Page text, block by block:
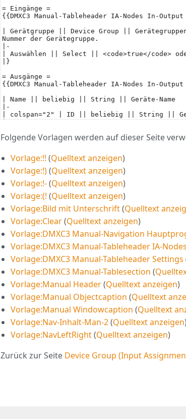
Folgende Vorlagen werden auf dieser Seite
Vorlage:!! (Quelltext anzeigen)
Vorlage:!)(Quelltext anzeigen)
Vorlage:!-(Quelltext anzeigen)
Vorlage:(! (Quelltext anzeigen)
Vorlage:Bild mit Unterschrift(Quelltext
Vorlage:Clear(Quelltext anzeigen)
Vorlage:DMXC3 Manual-Navigation
Vorlage:DMXC3 Manual-Tableheader IA-
Vorlage:DMXC3 Manual-Tableheader Settings
Vorlage:DMXC3 Manual-Tablesection (
Vorlage:Manual Header(Quelltext anzeigen)
Vorlage:Manual Objectcaption (Quelltext
Vorlage:Manual Windowcaption (Quelltext
Vorlage:Nav-Inhalt-Man-2(Quelltext anzeigen)
Vorlage:NavLeftRight(Quelltext anzeigen)
Zurück zur Seite Device Group (Input